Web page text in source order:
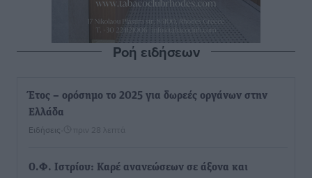
Ροή ειδήσεων
Έτος – ορόσημο το 2025 για δωρεές οργάνων στην
Ελλάδα
Ειδήσεις πριν 28 λεπτά
Ο.Φ. Ιστρίου: Καρέ ανανεώσεων σε άξονα και